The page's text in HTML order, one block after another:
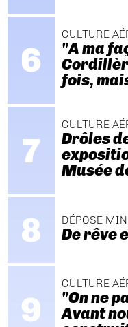
CULTURE
"A ma
fois,
CULTURE
Drôles
Musée
DÉPOSE
De rêve
CULTURE
"On ne
Avant